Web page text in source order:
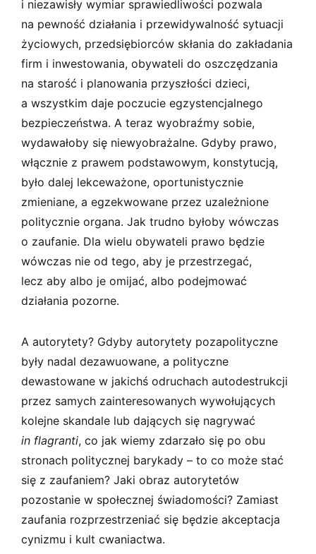
i niezawisły wymiar sprawiedliwości pozwala
na pewność działania i przewidywalność sytuacji
życiowych, przedsiębiorców skłania do zakładania
firm i inwestowania, obywateli do oszczędzania
na starość i planowania przyszłości dzieci,
a wszystkim daje poczucie egzystencjalnego
bezpieczeństwa. A teraz wyobraźmy sobie,
wydawałoby się niewyobrażalne. Gdyby prawo,
włącznie z prawem podstawowym, konstytucją,
było dalej lekceważone, oportunistycznie
zmieniane, a egzekwowane przez uzależnione
politycznie organa. Jak trudno byłoby wówczas
o zaufanie. Dla wielu obywateli prawo będzie
wówczas nie od tego, aby je przestrzegać,
lecz aby albo je omijać, albo podejmować
działania pozorne.
A autorytety? Gdyby autorytety pozapolityczne
były nadal dezawuowane, a polityczne
dewastowane w jakichś odruchach autodestrukcji
przez samych zainteresowanych wywołujących
kolejne skandale lub dających się nagrywać
in flagranti, co jak wiemy zdarzało się po obu
stronach politycznej barykady – to co może stać
się z zaufaniem? Jaki obraz autorytetów
pozostanie w społecznej świadomości? Zamiast
zaufania rozprzestrzeniać się będzie akceptacja
cynizmu i kult cwaniactwa.